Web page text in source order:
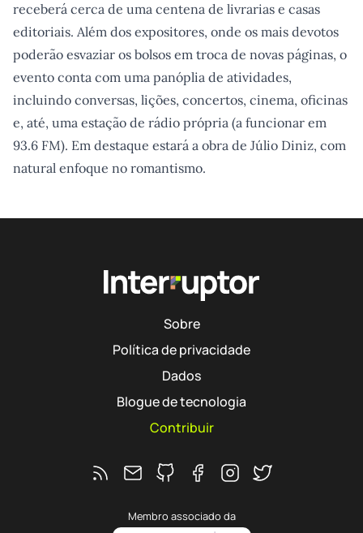
receberá cerca de uma centena de livrarias e casas
editoriais. Além dos expositores, onde os mais devotos
poderão esvaziar os bolsos em troca de novas páginas, o
evento conta com uma panóplia de atividades,
incluindo conversas, lições, concertos, cinema, oficinas
e, até, uma estação de rádio própria (a funcionar em
93.6 FM). Em destaque estará a obra de Júlio Diniz, com
natural enfoque no romantismo.
Sobre
Política de privacidade
Dados
Blogue de tecnologia
Contribuir
Membro associado da